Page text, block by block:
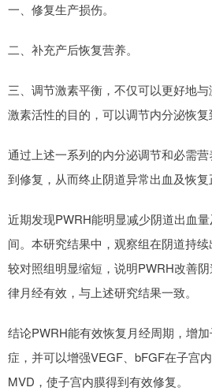
一、修复生产损伤。
二、补充产后恢复营养。
三、调节激素平衡，不仅可以更好地
激素活性的目的，可以调节内分泌恢复
通过上述一系列的内分泌调节和必需
到修复，从而终止阴道异常出血及恢复
近期发现PWRH能明显减少阴道出血
间。本研究结果中，观察组在阴道持
较对照组明显缩短，说明PWRH改善
律月经有效，与上述研究结果一致。
结论PWRH能有效恢复月经周期，增
症，并可以增强VEGF、bFGF在子宫
MVD，使子宫内膜得到有效修复。